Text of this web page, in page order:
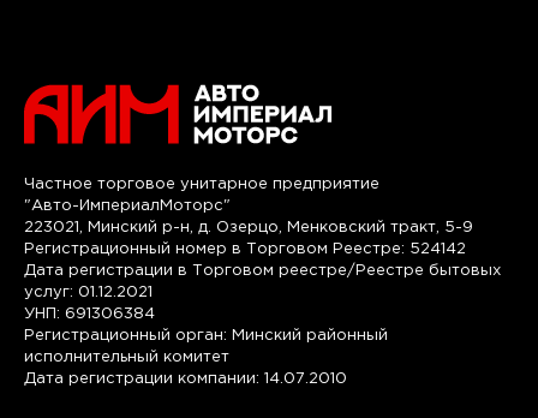
Частное торговое унитарное предприятие
"Авто-ИмпериалМоторс"
223021, Минский р-н, д. Озерцо, Менковский тракт, 5-9
Регистрационный номер в Торговом Реестре: 524142
Дата регистрации в Торговом реестре/Реестре бытовых
услуг: 01.12.2021
УНП: 691306384
Регистрационный орган: Минский районный
исполнительный комитет
Дата регистрации компании: 14.07.2010